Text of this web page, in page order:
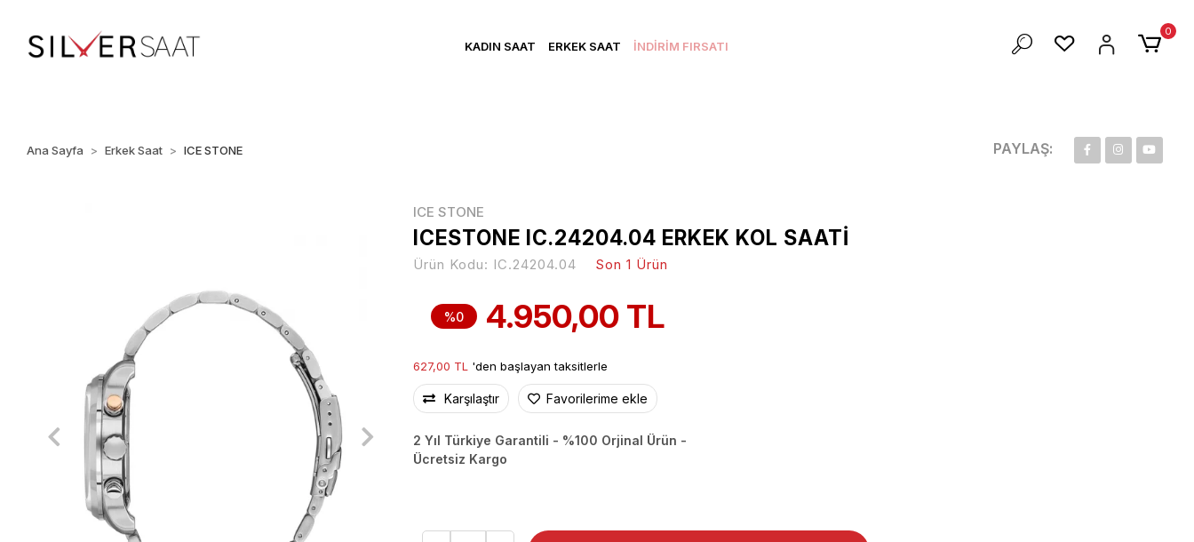
KADIN SAAT ERKEK SAAT İNDİRİM FIRSATI
0
Ana Sayfa Erkek Saat ICE STONE PAYLAŞ:
ICE STONE
ICESTONE IC.24204.04 ERKEK KOL SAATİ
Ürün Kodu: IC.24204.04 Son 1 Ürün
%0 4.950,00 TL
627,00 TL 'den başlayan taksitlerle
Karşılaştır Favorilerime ekle
2 Yıl Türkiye Garantili - %100 Orjinal Ürün -
Ücretsiz Kargo